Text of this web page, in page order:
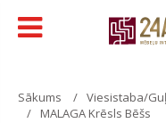
Sākums Viesistaba/
MALAGA Krēsls Bēšs